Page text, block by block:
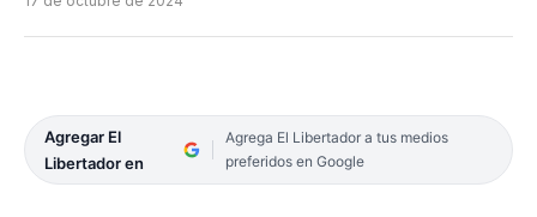
Agregar El
Libertador en
Agrega El Libertador a tus medios
preferidos en Google